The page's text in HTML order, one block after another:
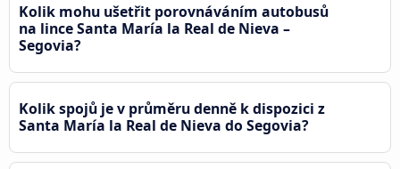
Kolik mohu ušetřit porovnáváním autobusů
na lince Santa María la Real de Nieva –
Segovia?
Kolik spojů je v průměru denně k dispozici z
Santa María la Real de Nieva do Segovia?